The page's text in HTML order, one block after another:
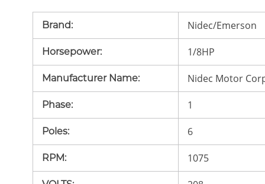
Brand: Nidec/Emerson
Horsepower: 1/8HP
Manufacturer Name: Nidec Motor
Phase: 1
Poles: 6
RPM: 1075